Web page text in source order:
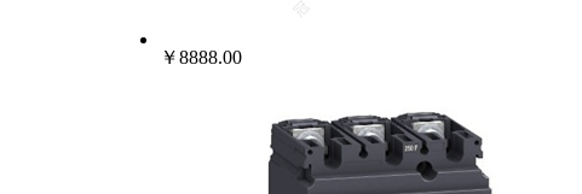
￥8888.00